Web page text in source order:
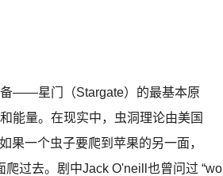
——星门（Stargate）的最基本原
能量。在现实中，虫洞理论由美国
果一个虫子要爬到苹果的另一面，
过去。剧中Jack O'neill也曾问过 “wo